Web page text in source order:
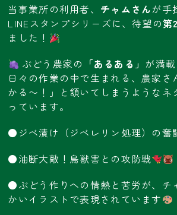
当事業所の利用者、 チャムさんが手
LINEスタンプシリーズに、待望の第
ました！
ぶどう農家の 「あるある」 が満載
日々の作業の中で生まれる、農家さ
かる〜！」と頷いてしまうようなネ
っています。
●ジベ漬け（ジベレリン処理）の奮
●油断大敵！鳥獣害との攻防戦
●ぶどう作りへの情熱と苦労が、チ
かいイラストで表現されています